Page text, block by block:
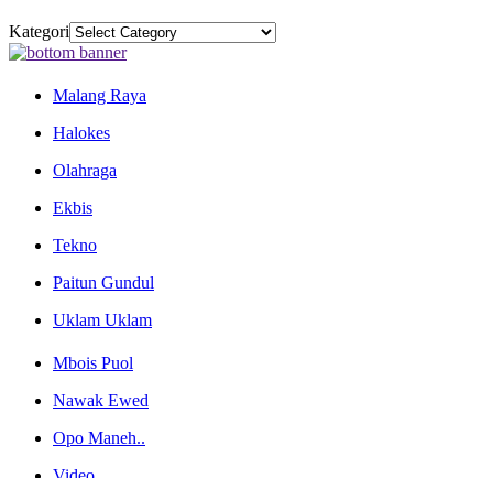
Kategori
Malang Raya
Halokes
Olahraga
Ekbis
Tekno
Paitun Gundul
Uklam Uklam
Mbois Puol
Nawak Ewed
Opo Maneh..